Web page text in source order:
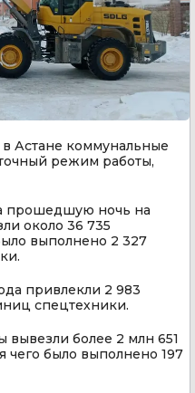
Астане коммунальные
режим работы,
прошедшую ночь на
около 36 735
выполнено 2 327
привлекли 2 983
спецтехники.
вывезли более 2 млн 651
чего было выполнено 197